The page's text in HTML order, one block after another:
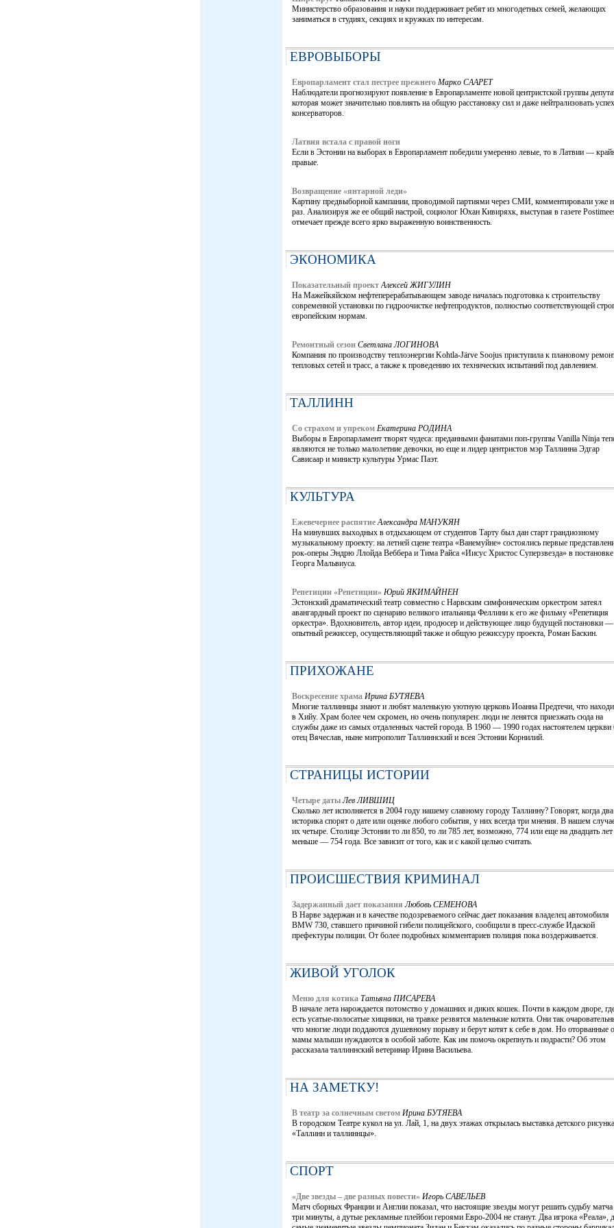
Министерство образования и науки поддерживает ребят из многодетных семей, желающих
заниматься в студиях, секциях и кружках по интересам.
ЕВРОВЫБОРЫ
Европарламент стал пестрее прежнего Марко СААРЕТ
Наблюдатели прогнозируют появление в Европарламенте новой центристской группы
которая может значительно повлиять на общую расстановку сил и даже нейтрализовать успех
консерваторов.
Латвия встала с правой ноги
Если в Эстонии на выборах в Европарламент победили умеренно левые, то в Латвии —
правые.
Возвращение «янтарной леди»
Картину предвыборной кампании, проводимой партиями через СМИ, комментировали уже
раз. Анализируя же ее общий настрой, социолог Юхан Кивиряхк, выступая в газете
отмечает прежде всего ярко выраженную воинственность.
ЭКОНОМИКА
Показательный проект Алексей ЖИГУЛИН
На Мажейкяйском нефтеперерабатывающем заводе началась подготовка к строительству
современной установки по гидроочистке нефтепродуктов, полностью соответствующей
европейским нормам.
Ремонтный сезон Светлана ЛОГИНОВА
Компания по производству теплоэнергии Kohtla-Järve Soojus приступила к плановому
тепловых сетей и трасс, а также к проведению их технических испытаний под давлением.
ТАЛЛИНН
Со страхом и упреком Екатерина РОДИНА
Выборы в Европарламент творят чудеса: преданными фанатами поп-группы Vanilla Ninja
являются не только малолетние девочки, но еще и лидер центристов мэр Таллинна Эдгар
Сависаар и министр культуры Урмас Паэт.
КУЛЬТУРА
Ежевечернее распятие Александра МАНУКЯН
На минувших выходных в отдыхающем от студентов Тарту был дан старт грандиозному
музыкальному проекту: на летней сцене театра «Ванемуйне» состоялись первые
рок-оперы Эндрю Ллойда Веббера и Тима Райса «Иисус Христос Суперзвезда» в постановке
Георга Мальвиуса.
Репетиции «Репетиции» Юрий ЯКИМАЙНЕН
Эстонский драматический театр совместно с Нарвским симфоническим оркестром затеял
авангардный проект по сценарию великого итальянца Феллини к его же фильму «Репетиция
оркестра». Вдохновитель, автор идеи, продюсер и действующее лицо будущей постановки —
опытный режиссер, осуществляющий также и общую режиссуру проекта, Роман Баскин.
ПРИХОЖАНЕ
Воскресение храма Ирина БУТЯЕВА
Многие таллиннцы знают и любят маленькую уютную церковь Иоанна Предтечи, что
в Хийу. Храм более чем скромен, но очень популярен: люди не ленятся приезжать сюда на
службы даже из самых отдаленных частей города. В 1960 — 1990 годах настоятелем
отец Вячеслав, ныне митрополит Таллиннский и всея Эстонии Корнилий.
СТРАНИЦЫ ИСТОРИИ
Четыре даты Лев ЛИВШИЦ
Сколько лет исполняется в 2004 году нашему славному городу Таллинну? Говорят, когда два
историка спорят о дате или оценке любого события, у них всегда три мнения. В нашем
их четыре. Столице Эстонии то ли 850, то ли 785 лет, возможно, 774 или еще на двадцать лет
меньше — 754 года. Все зависит от того, как и с какой целью считать.
ПРОИСШЕСТВИЯ КРИМИНАЛ
Задержанный дает показания Любовь СЕМЕНОВА
В Нарве задержан и в качестве подозреваемого сейчас дает показания владелец автомобиля
BMW 730, ставшего причиной гибели полицейского, сообщили в пресс-службе Идаской
префектуры полиции. От более подробных комментариев полиция пока воздерживается.
ЖИВОЙ УГОЛОК
Меню для котика Татьяна ПИСАРЕВА
В начале лета нарождается потомство у домашних и диких кошек. Почти в каждом дворе,
есть усатые-полосатые хищники, на травке резвятся маленькие котята. Они так
что многие люди поддаются душевному порыву и берут котят к себе в дом. Но оторванные
мамы малыши нуждаются в особой заботе. Как им помочь окрепнуть и подрасти? Об этом
рассказала таллиннский ветеринар Ирина Васильева.
НА ЗАМЕТКУ!
В театр за солнечным светом Ирина БУТЯЕВА
В городском Театре кукол на ул. Лай, 1, на двух этажах открылась выставка детского рисунка
«Таллинн и таллиннцы».
СПОРТ
«Две звезды – две разных повести» Игорь САВЕЛЬЕВ
Матч сборных Франции и Англии показал, что настоящие звезды могут решить судьбу матча
три минуты, а дутые рекламные плейбои героями Евро-2004 не станут. Два игрока «Реала»,